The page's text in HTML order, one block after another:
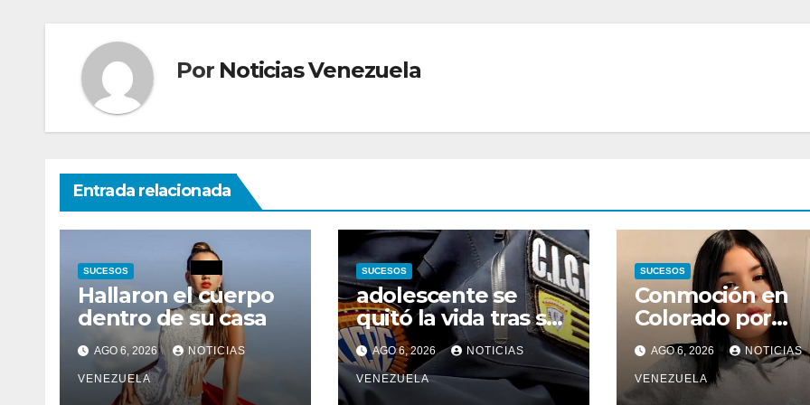
Por Noticias Venezuela
Entrada relacionada
SUCESOS
Hallaron el cuerpo
dentro de su casa
AGO 6, 2026 NOTICIAS
VENEZUELA
SUCESOS
adolescente se
quitó la vida tras ser
acosada y abusada
por la pareja de su
abuela
AGO 6, 2026 NOTICIAS
VENEZUELA
SUCESOS
Conmoción en
Colorado por
asesinato de
adolescente
venezolana en
AGO 6, 2026 NOTICIAS
VENEZUELA